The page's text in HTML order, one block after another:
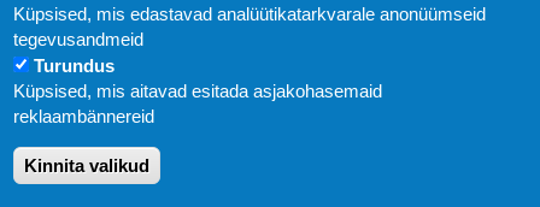
Uudised
KIRJASTUS PEGASUS OÜ © 2020
Paldiski mnt. 29 (A korpus VI korrus), Tallinn
Küpsised, mis edastavad analüütikatarkvarale anonüümseid
tegevusandmeid
Turundus
Küpsised, mis aitavad esitada asjakohasemaid
reklaambännereid
Kinnita valikud